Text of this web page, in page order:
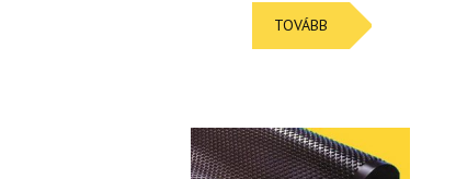
TOVÁBB